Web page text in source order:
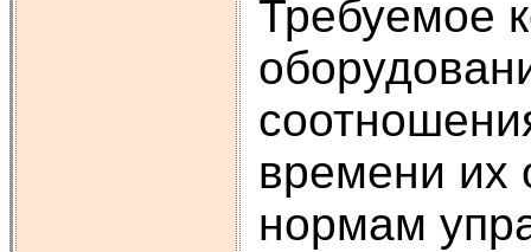
Требуемое
времени их
нормам